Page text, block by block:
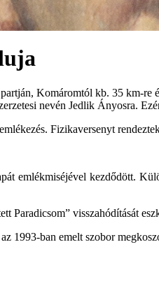
Komáromtól kb. 35 km-re
nevén Jedlik Ányosra.
Fizikaversenyt
emlékmiséjével kezdődött.
Paradicsom” visszahódítását
1993-ban emelt szobor